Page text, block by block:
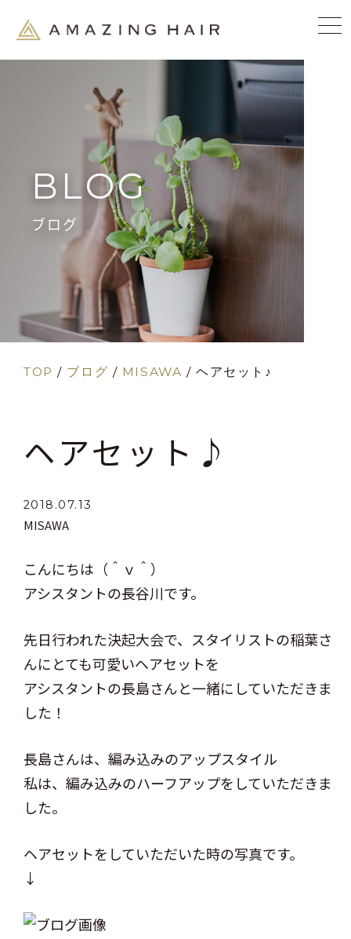
BLOG
ブログ
TOP / ブログ / MISAWA /ヘアセット♪
ヘアセット♪
2018.07.13
MISAWA
こんにちは（＾ｖ＾）
アシスタントの長谷川です。
先日行われた決起大会で、スタイリストの稲葉さ
んにとても可愛いヘアセットを
アシスタントの長島さんと一緒にしていただきま
した！
長島さんは、編み込みのアップスタイル
私は、編み込みのハーフアップをしていただきま
した。
ヘアセットをしていただいた時の写真です。
↓